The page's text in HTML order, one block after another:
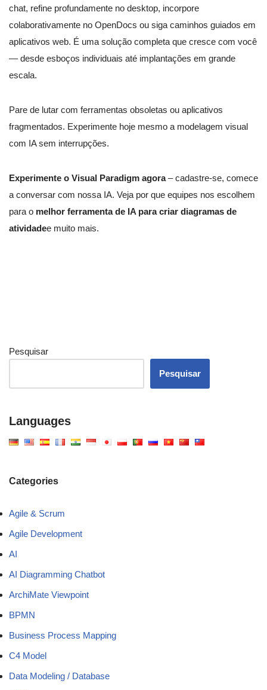
chat, refine profundamente no desktop, incorpore
colaborativamente no OpenDocs ou siga caminhos guiados em
aplicativos web. É uma solução completa que cresce com você
— desde esboços individuais até implantações em grande
escala.
Pare de lutar com ferramentas obsoletas ou aplicativos
fragmentados. Experimente hoje mesmo a modelagem visual
com IA sem interrupções.
Experimente o Visual Paradigm agora– cadastre-se, comece
a conversar com nossa IA. Veja por que equipes nos escolhem
para o melhor ferramenta de IA para criar diagramas de
atividadee muito mais.
Pesquisar
Pesquisar
Languages
Categories
Agile & Scrum
Agile Development
AI
AI Diagramming Chatbot
ArchiMate Viewpoint
BPMN
Business Process Mapping
C4 Model
Data Modeling / Database